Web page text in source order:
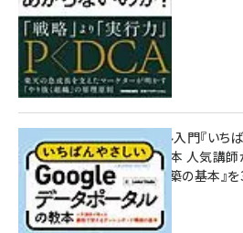
無料BIツール入門『いち
ポータルの教本 人気講師
シュボード構築の基本』
7月31日 10:00